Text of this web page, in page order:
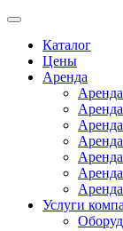
Каталог
Цены
Аренда
Услуги